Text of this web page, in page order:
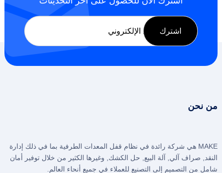
من نحن
MAKE هي شركة رائدة في نظام قفل المعدات الطرفية بما في ذلك إدارة
النقد, صراف آلي, آلة البيع, حل الكشك, وغيرها الكثير من خلال توفير أمان
شامل من التصميم إلى التصنيع للعملاء في جميع أنحاء العالم.